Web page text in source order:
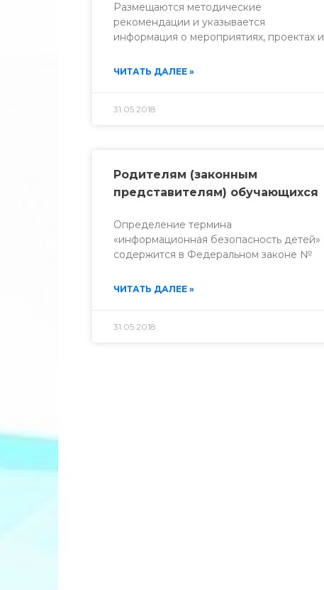
Размещаются методические
рекомендации и указывается
информация о мероприятиях, проектах и
ЧИТАТЬ ДАЛЕЕ »
31.05.2018
Родителям (законным
представителям) обучающихся
Определение термина
«информационная безопасность детей»
содержится в Федеральном законе №
ЧИТАТЬ ДАЛЕЕ »
31.05.2018